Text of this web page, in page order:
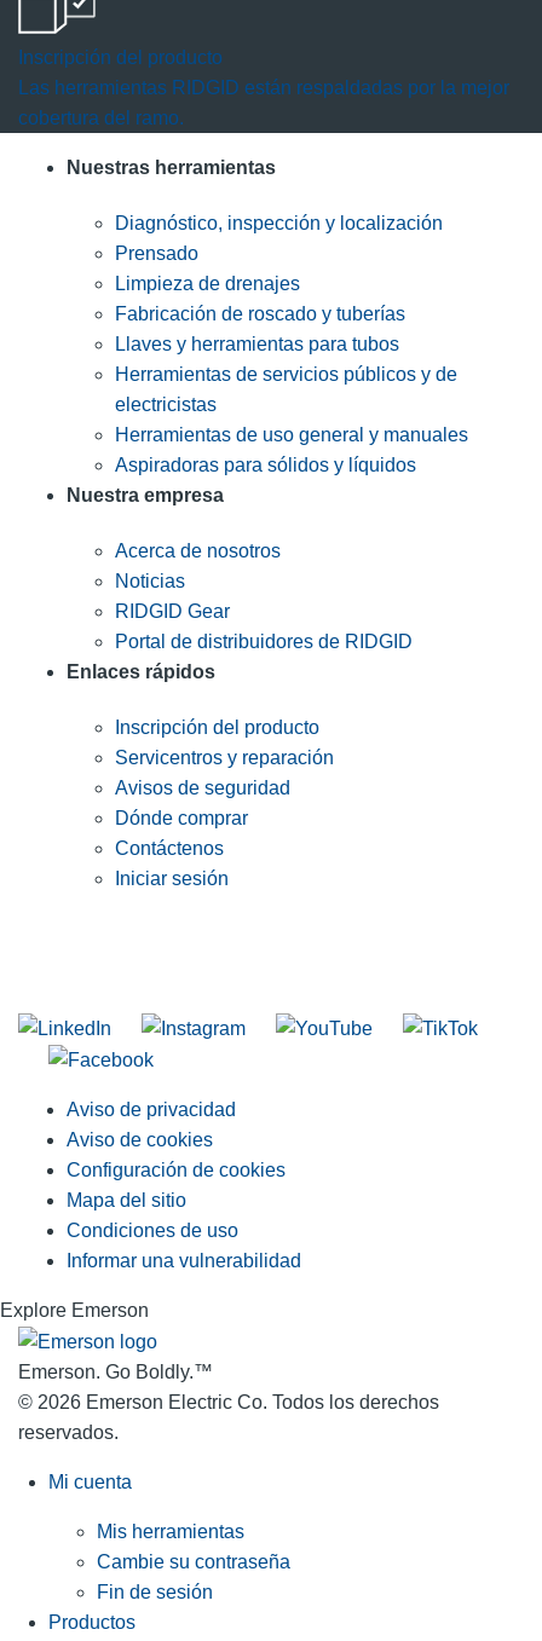
Inscripción del producto
Las herramientas RIDGID están respaldadas por la mejor
cobertura del ramo.
Nuestras herramientas
Diagnóstico, inspección y localización
Prensado
Limpieza de drenajes
Fabricación de roscado y tuberías
Llaves y herramientas para tubos
Herramientas de servicios públicos y de
electricistas
Herramientas de uso general y manuales
Aspiradoras para sólidos y líquidos
Nuestra empresa
Acerca de nosotros
Noticias
RIDGID Gear
Portal de distribuidores de RIDGID
Enlaces rápidos
Inscripción del producto
Servicentros y reparación
Avisos de seguridad
Dónde comprar
Contáctenos
Iniciar sesión
Aviso de privacidad
Aviso de cookies
Configuración de cookies
Mapa del sitio
Condiciones de uso
Informar una vulnerabilidad
Explore Emerson
Emerson. Go Boldly.™
© 2026 Emerson Electric Co. Todos los derechos
reservados.
Mi cuenta
Mis herramientas
Cambie su contraseña
Fin de sesión
Productos